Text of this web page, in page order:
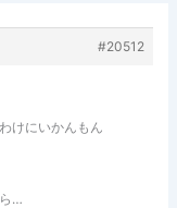
#20512
けにいかんもん
…